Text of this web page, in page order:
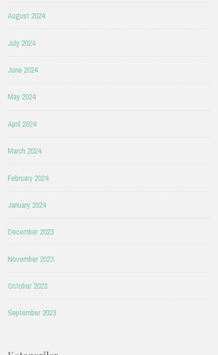
August 2024
July 2024
June 2024
May 2024
April 2024
March 2024
February 2024
January 2024
December 2023
November 2023
October 2023
September 2023